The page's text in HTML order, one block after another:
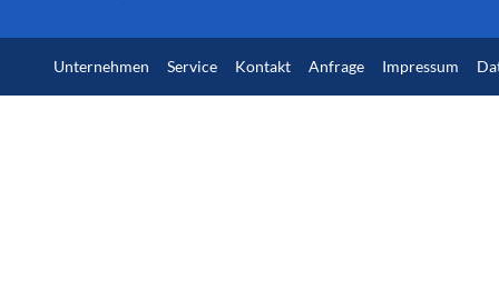
Unternehmen Service Kontakt Anfrage Impressum